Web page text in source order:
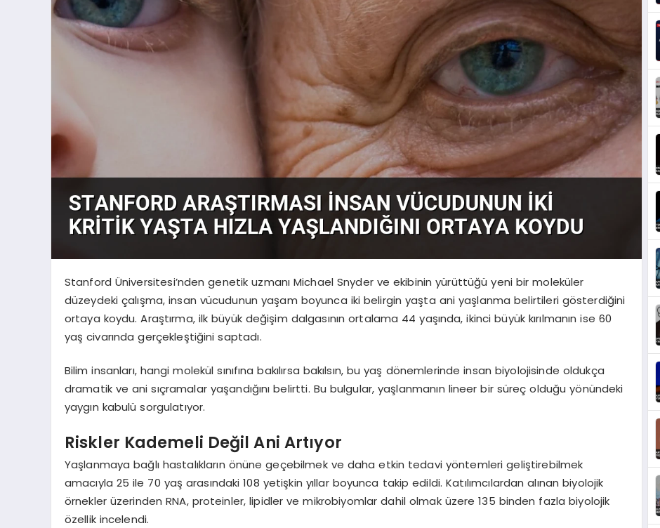
Stanford Üniversitesi’nden genetik uzmanı Michael Snyder ve ekibinin yürüttüğü yeni bir moleküler
düzeydeki çalışma, insan vücudunun yaşam boyunca iki belirgin yaşta ani yaşlanma belirtileri gösterdiğini
ortaya koydu. Araştırma, ilk büyük değişim dalgasının ortalama 44 yaşında, ikinci büyük kırılmanın ise 60
yaş civarında gerçekleştiğini saptadı.
Bilim insanları, hangi molekül sınıfına bakılırsa bakılsın, bu yaş dönemlerinde insan biyolojisinde oldukça
dramatik ve ani sıçramalar yaşandığını belirtti. Bu bulgular, yaşlanmanın lineer bir süreç olduğu yönündeki
yaygın kabulü sorgulatıyor.
Riskler Kademeli Değil Ani Artıyor
Yaşlanmaya bağlı hastalıkların önüne geçebilmek ve daha etkin tedavi yöntemleri geliştirebilmek
amacıyla 25 ile 70 yaş arasındaki 108 yetişkin yıllar boyunca takip edildi. Katılımcılardan alınan biyolojik
örnekler üzerinden RNA, proteinler, lipidler ve mikrobiyomlar dahil olmak üzere 135 binden fazla biyolojik
özellik incelendi.